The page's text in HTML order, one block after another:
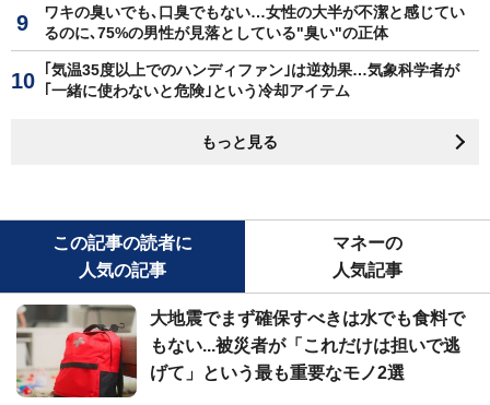
ワキの臭いでも､口臭でもない…女性の大半が不潔と感じてい
るのに､75%の男性が見落としている"臭い"の正体
｢気温35度以上でのハンディファン｣は逆効果…気象科学者が
｢一緒に使わないと危険｣という冷却アイテム
もっと見る
この記事の読者に
人気の記事
マネーの
人気記事
大地震でまず確保すべきは水でも食料で
もない...被災者が「これだけは担いで逃
げて」という最も重要なモノ2選